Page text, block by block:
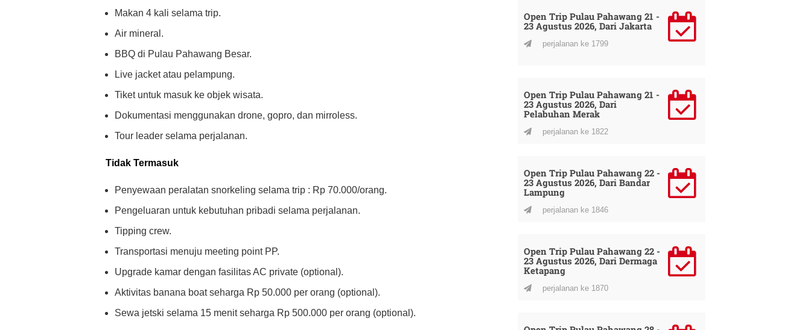
Makan 4 kali selama trip.
Air mineral.
BBQ di Pulau Pahawang Besar.
Live jacket atau pelampung.
Tiket untuk masuk ke objek wisata.
Dokumentasi menggunakan drone, gopro, dan mirroless.
Tour leader selama perjalanan.
Tidak Termasuk
Penyewaan peralatan snorkeling selama trip : Rp 70.000/orang.
Pengeluaran untuk kebutuhan pribadi selama perjalanan.
Tipping crew.
Transportasi menuju meeting point PP.
Upgrade kamar dengan fasilitas AC private (optional).
Aktivitas banana boat seharga Rp 50.000 per orang (optional).
Sewa jetski selama 15 menit seharga Rp 500.000 per orang (optional).
Open Trip Pulau Pahawang 21 -
23 Agustus 2026, Dari Jakarta
perjalanan ke 1799
Open Trip Pulau Pahawang 21 -
23 Agustus 2026, Dari
Pelabuhan Merak
perjalanan ke 1822
Open Trip Pulau Pahawang 22 -
23 Agustus 2026, Dari Bandar
Lampung
perjalanan ke 1846
Open Trip Pulau Pahawang 22 -
23 Agustus 2026, Dari Dermaga
Ketapang
perjalanan ke 1870